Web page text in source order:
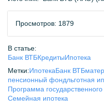
Просмотров: 1879
В статье:
Банк ВТБКредитыИпотека
Метки:ИпотекаБанк ВТБ
пенсионный фондльготная
Программа
Семейная ипотека